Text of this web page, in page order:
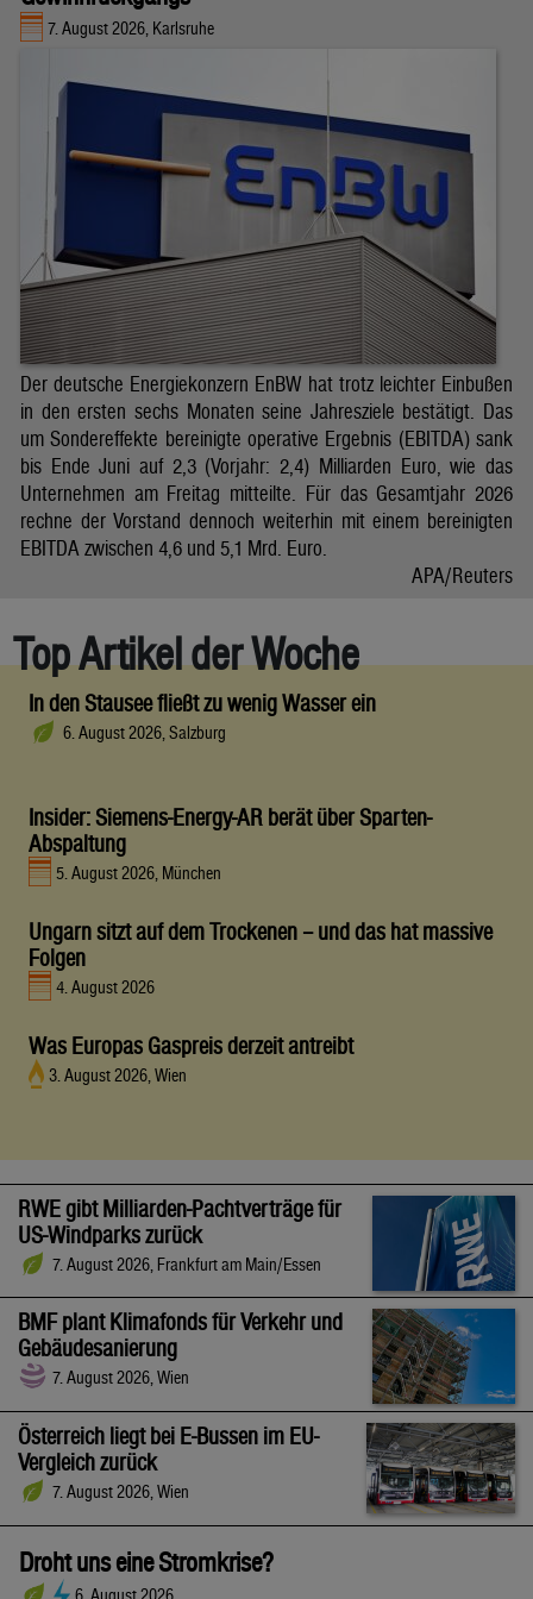
7. August 2026, Karlsruhe
Der deutsche Energiekonzern EnBW hat trotz leichter Einbußen
in den ersten sechs Monaten seine Jahresziele bestätigt. Das
um Sondereffekte bereinigte operative Ergebnis (EBITDA) sank
bis Ende Juni auf 2,3 (Vorjahr: 2,4) Milliarden Euro, wie das
Unternehmen am Freitag mitteilte. Für das Gesamtjahr 2026
rechne der Vorstand dennoch weiterhin mit einem bereinigten
EBITDA zwischen 4,6 und 5,1 Mrd. Euro.
APA/Reuters
Top Artikel der Woche
In den Stausee fließt zu wenig Wasser ein
6. August 2026, Salzburg
Insider: Siemens-Energy-AR berät über Sparten-
Abspaltung
5. August 2026, München
Ungarn sitzt auf dem Trockenen – und das hat massive
Folgen
4. August 2026
Was Europas Gaspreis derzeit antreibt
3. August 2026, Wien
RWE gibt Milliarden-Pachtverträge für
US-Windparks zurück
7. August 2026, Frankfurt am Main/Essen
BMF plant Klimafonds für Verkehr und
Gebäudesanierung
7. August 2026, Wien
Österreich liegt bei E-Bussen im EU-
Vergleich zurück
7. August 2026, Wien
Droht uns eine Stromkrise?